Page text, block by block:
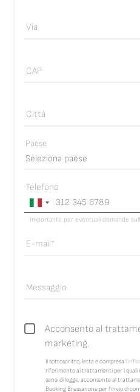
Via
CAP
Città
Paese
Importante per eventuali domande
Telefono
E-mail
Messaggio
Acconsento al
marketing.
Il sottoscritto, letta e compresa
riferimento ai trattamenti per i quali
sensi di legge, acconsente al
Booking Bressanone per l'invio di